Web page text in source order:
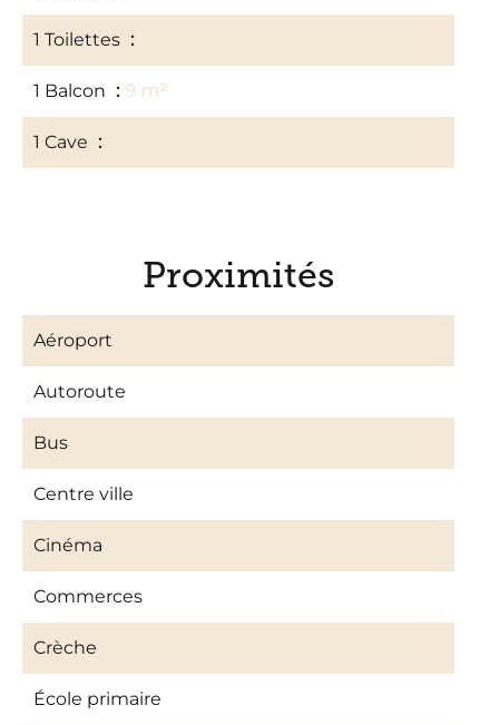
1 Toilettes
1 Balcon 9 m²
1 Cave
Proximités
Aéroport
Autoroute
Bus
Centre ville
Cinéma
Commerces
Crèche
École primaire